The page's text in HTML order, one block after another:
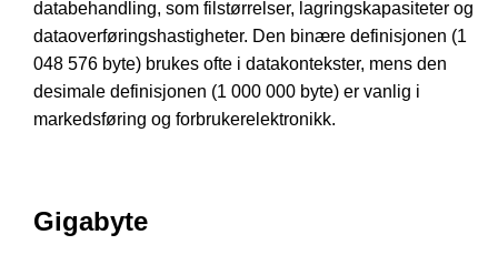
databehandling, som filstørrelser, lagringskapasiteter og
dataoverføringshastigheter. Den binære definisjonen (1
048 576 byte) brukes ofte i datakontekster, mens den
desimale definisjonen (1 000 000 byte) er vanlig i
markedsføring og forbrukerelektronikk.
Gigabyte